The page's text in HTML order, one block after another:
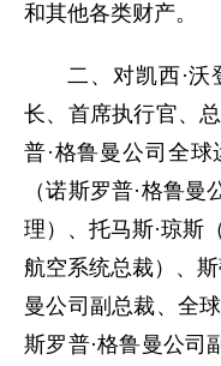
和其他各类财产。
二、对凯西·沃
长、首席执行官、
普·格鲁曼公司全
（诺斯罗普·格鲁
理）、托马斯·琼斯
航空系统总裁）、
曼公司副总裁、全
斯罗普·格鲁曼公司